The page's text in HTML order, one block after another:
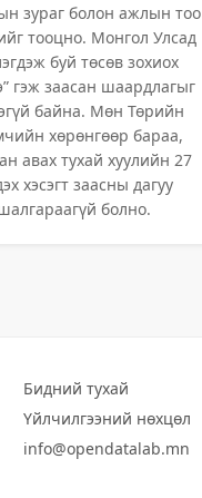
зураг болон ажлын тоо
тооцно. Монгол Улсад
буй төсөв зохиох
гэж заасан шаардлагыг
байна. Мөн Төрийн
хөрөнгөөр бараа,
авах тухай хуулийн 27
хэсэгт заасны дагуу
болно.
Бидний тухай
Үйлчилгээний нөхцөл
info@opendatalab.mn